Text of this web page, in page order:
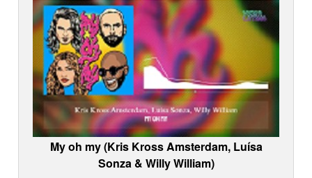
My oh my (Kris Kross Amsterdam, Luísa
Sonza & Willy William)